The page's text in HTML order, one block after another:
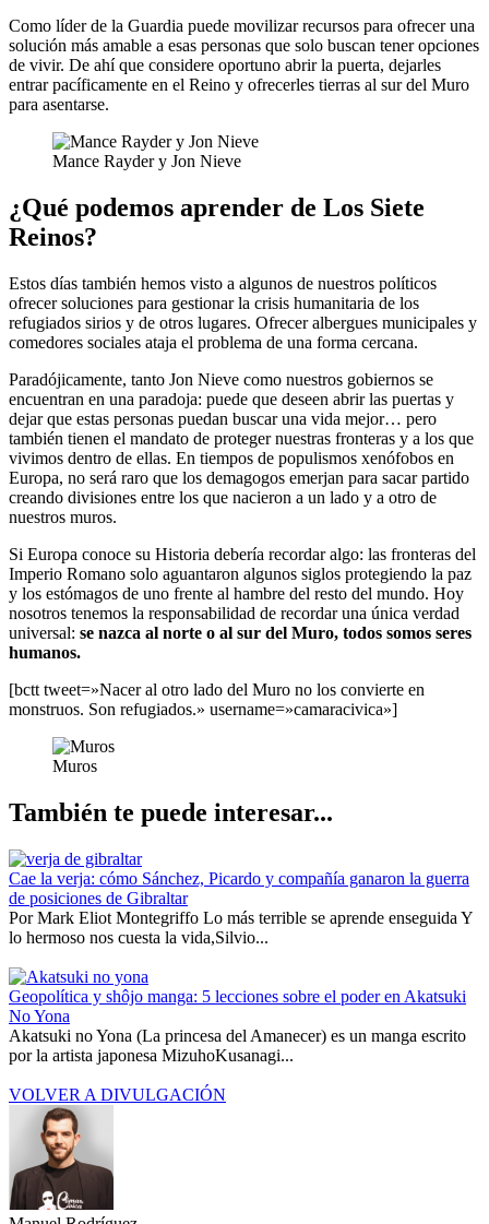
Como líder de la Guardia puede movilizar recursos para ofrecer una
solución más amable a esas personas que solo buscan tener opciones
de vivir. De ahí que considere oportuno abrir la puerta, dejarles
entrar pacíficamente en el Reino y ofrecerles tierras al sur del Muro
para asentarse.
Mance Rayder y Jon Nieve
¿Qué podemos aprender de Los Siete
Reinos?
Estos días también hemos visto a algunos de nuestros políticos
ofrecer soluciones para gestionar la crisis humanitaria de los
refugiados sirios y de otros lugares. Ofrecer albergues municipales y
comedores sociales ataja el problema de una forma cercana.
Paradójicamente, tanto Jon Nieve como nuestros gobiernos se
encuentran en una paradoja: puede que deseen abrir las puertas y
dejar que estas personas puedan buscar una vida mejor… pero
también tienen el mandato de proteger nuestras fronteras y a los que
vivimos dentro de ellas. En tiempos de populismos xenófobos en
Europa, no será raro que los demagogos emerjan para sacar partido
creando divisiones entre los que nacieron a un lado y a otro de
nuestros muros.
Si Europa conoce su Historia debería recordar algo: las fronteras del
Imperio Romano solo aguantaron algunos siglos protegiendo la paz
y los estómagos de uno frente al hambre del resto del mundo. Hoy
nosotros tenemos la responsabilidad de recordar una única verdad
universal: se nazca al norte o al sur del Muro, todos somos seres
humanos.
[bctt tweet=»Nacer al otro lado del Muro no los convierte en
monstruos. Son refugiados.» username=»camaracivica»]
Muros
También te puede interesar...
Cae la verja: cómo Sánchez, Picardo y compañía ganaron la guerra
de posiciones de Gibraltar
Por Mark Eliot Montegriffo Lo más terrible se aprende enseguida Y
lo hermoso nos cuesta la vida,Silvio...
Geopolítica y shôjo manga: 5 lecciones sobre el poder en Akatsuki
No Yona
Akatsuki no Yona (La princesa del Amanecer) es un manga escrito
por la artista japonesa MizuhoKusanagi...
VOLVER A DIVULGACIÓN